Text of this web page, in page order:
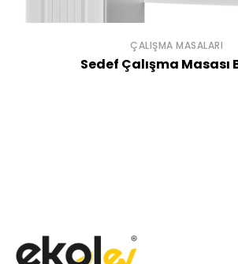
ÇALIŞMA MASALARI
Sedef Çalışma Masası